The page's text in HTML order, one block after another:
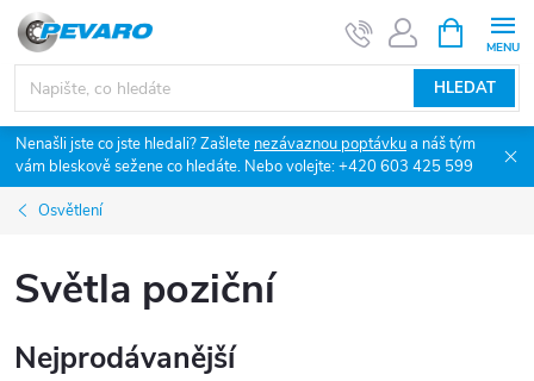
Přejít
obsah
HLEDAT
NÁKUPNÍ
KOŠÍK
Nenašli jste co jste hledali? Zašlete nezávaznou poptávkua náš tým
vám bleskově sežene co hledáte. Nebo volejte: +420 603 425 599
Osvětlení
Světla poziční
Nejprodávanější